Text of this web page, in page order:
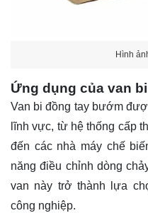
Hình
Ứng dụng của van
Van bi đồng tay bướm
lĩnh vực, từ hệ thống cấp
đến các nhà máy chế
năng điều chỉnh dòng
van này trở thành lựa
công nghiệp.